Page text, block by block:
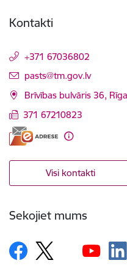
Kontakti
+371 67036802
E-pasts:
pasts@tm.gov.lv
Brīvības bulvāris 36,
371 67210823
Visi kontakti
Sekojiet mums